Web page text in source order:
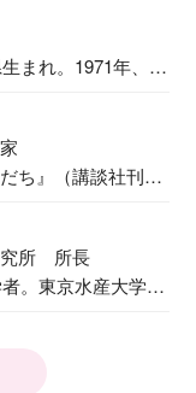
まれ。1971年、
ち』（講談社刊）
所 所長
。東京水産大学卒